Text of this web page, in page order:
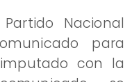
Nacional
para
con la